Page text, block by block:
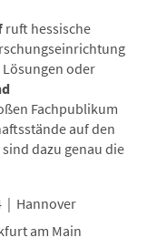
ruft hessische
oder
Fachpublikum
auf den
dazu genau die
| Hannover
am Main